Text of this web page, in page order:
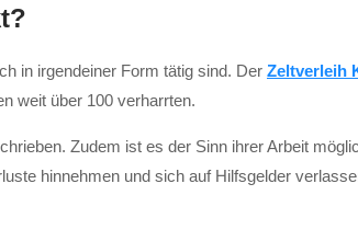
in irgendeiner Form tätig sind. Der Zeltverleih
weit über 100 verharrten.
Zudem ist es der Sinn ihrer Arbeit
hinnehmen und sich auf Hilfsgelder